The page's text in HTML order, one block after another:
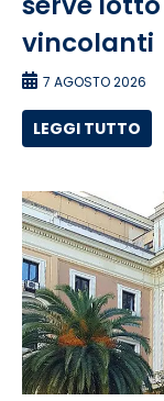
vincolanti
7 AGOSTO 2026
LEGGI TUTTO